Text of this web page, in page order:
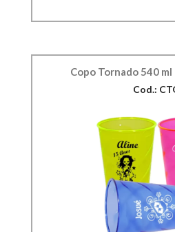
Copo Tornado 540
Cod.: